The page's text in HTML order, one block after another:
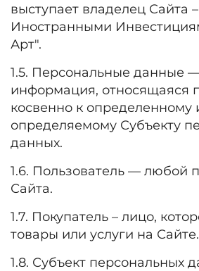
выступает владелец Сайта
Иностранными
Арт".
1.5. Персональные данные
информация, относящаяся
косвенно к определенному
определяемому Субъекту
данных.
1.6. Пользователь — любой
Сайта.
1.7. Покупатель – лицо,
товары или услуги на Сайте.
1.8. Субъект персональных